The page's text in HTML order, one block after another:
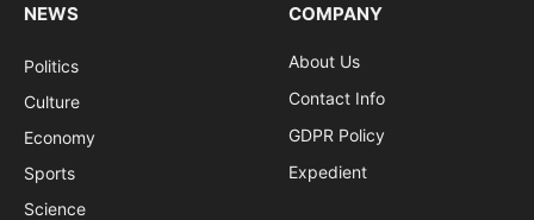
NEWS
Politics
Culture
Economy
Sports
Science
COMPANY
About Us
Contact Info
GDPR Policy
Expedient